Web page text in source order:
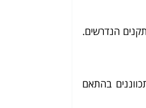
הנדרשים.
בהתאם